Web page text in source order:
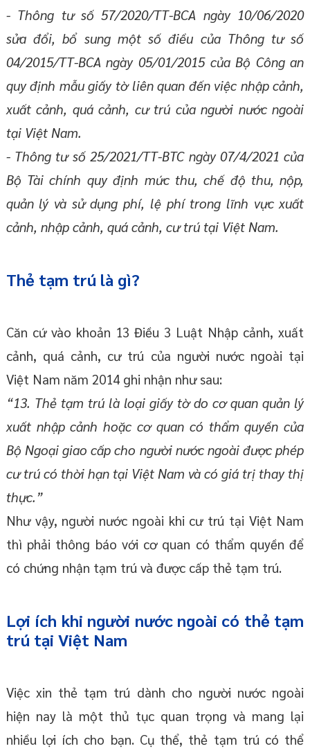
- Thông tư số 57/2020/TT-BCA ngày 10/06/2020
sửa đổi, bổ sung một số điều của Thông tư số
04/2015/TT-BCA ngày 05/01/2015 của Bộ Công an
quy định mẫu giấy tờ liên quan đến việc nhập cảnh,
xuất cảnh, quá cảnh, cư trú của người nước ngoài
tại Việt Nam.
- Thông tư số 25/2021/TT-BTC ngày 07/4/2021 của
Bộ Tài chính quy định mức thu, chế độ thu, nộp,
quản lý và sử dụng phí, lệ phí trong lĩnh vực xuất
cảnh, nhập cảnh, quá cảnh, cư trú tại Việt Nam.
Thẻ tạm trú là gì?
Căn cứ vào khoản 13 Điều 3 Luật Nhập cảnh, xuất
cảnh, quá cảnh, cư trú của người nước ngoài tại
Việt Nam năm 2014 ghi nhận như sau:
“13. Thẻ tạm trú là loại giấy tờ do cơ quan quản lý
xuất nhập cảnh hoặc cơ quan có thẩm quyền của
Bộ Ngoại giao cấp cho người nước ngoài được phép
cư trú có thời hạn tại Việt Nam và có giá trị thay thị
thực.”
Như vậy, người nước ngoài khi cư trú tại Việt Nam
thì phải thông báo với cơ quan có thẩm quyền để
có chứng nhận tạm trú và được cấp thẻ tạm trú.
Lợi ích khi người nước ngoài có thẻ tạm
trú tại Việt Nam
Việc xin thẻ tạm trú dành cho người nước ngoài
hiện nay là một thủ tục quan trọng và mang lại
nhiều lợi ích cho bạn. Cụ thể, thẻ tạm trú có thể